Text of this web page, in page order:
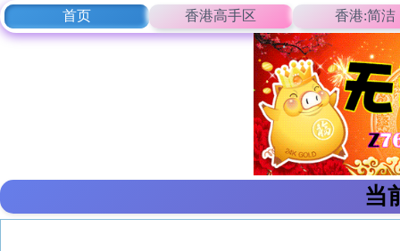
首页 香港高手区 香港:简洁
当